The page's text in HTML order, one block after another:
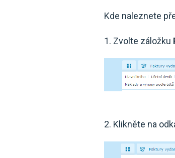
Kde naleznete
1. Zvolte záložku
2. Klikněte na